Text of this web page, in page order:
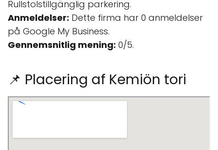
Rullstolstillgänglig parkering.
Anmeldelser: Dette firma har 0 anmeldelser
på Google My Business.
Gennemsnitlig mening: 0/5.
📌 Placering af Kemiön tori